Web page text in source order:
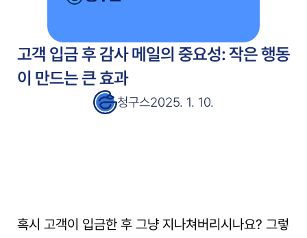
고객 입금 후 감사 메일의 중요성: 작은 행동
이 만드는 큰 효과
청구스2025. 1. 10.
혹시 고객이 입금한 후 그냥 지나쳐버리시나요? 그렇